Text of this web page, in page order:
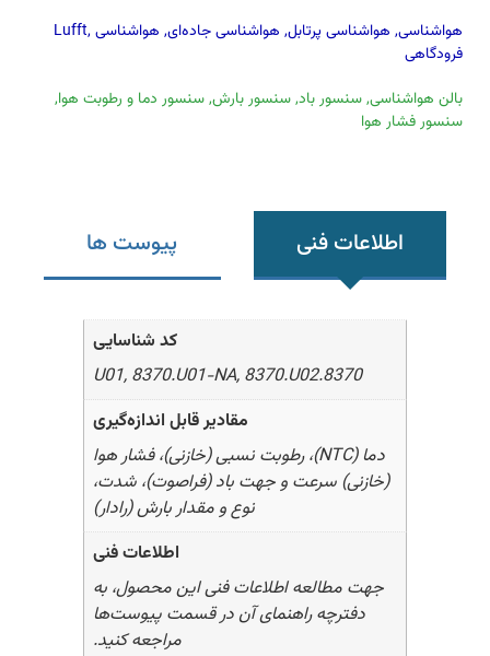
Lufft, هواشناسی, هواشناسی پرتابل, هواشناسی جاده‌ای, هواشناسی
فرودگاهی
بالن هواشناسی,سنسور باد,سنسور بارش,سنسور دما و رطوبت هوا,
سنسور فشار هوا
اطلاعات فنی پیوست ها
کد شناسایی
8370.U01, 8370.U01-NA, 8370.U02
مقادیر قابل اندازه‌گیری
دما (NTC)، رطوبت نسبی (خازنی)، فشار هوا
(خازنی) سرعت و جهت باد (فراصوت)، شدت،
نوع و مقدار بارش (رادار)
اطلاعات فنی
جهت مطالعه اطلاعات فنی این محصول، به
دفترچه راهنمای آن در قسمت پیوست‌ها
مراجعه کنید.